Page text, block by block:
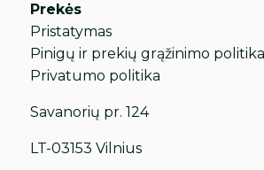
Prekės
Pristatymas
Pinigų ir prekių grąžinimo politika
Privatumo politika
Savanorių pr. 124
LT-03153 Vilnius